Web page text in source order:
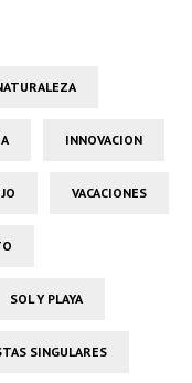
INNOVACION
VACACIONES
SOL Y PLAYA
SINGULARES